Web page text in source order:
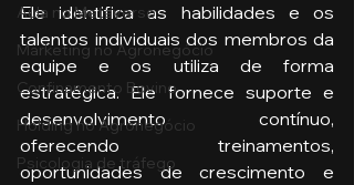
Aula no Metaverso
Marketing no Agronegócio
Confinamento Bovino
Holding no Agronegócio
Psicologia de tráfego
Ele identifica as habilidades e os
talentos individuais dos membros da
equipe e os utiliza de forma
estratégica. Ele fornece suporte e
desenvolvimento contínuo,
oferecendo treinamentos,
oportunidades de crescimento e